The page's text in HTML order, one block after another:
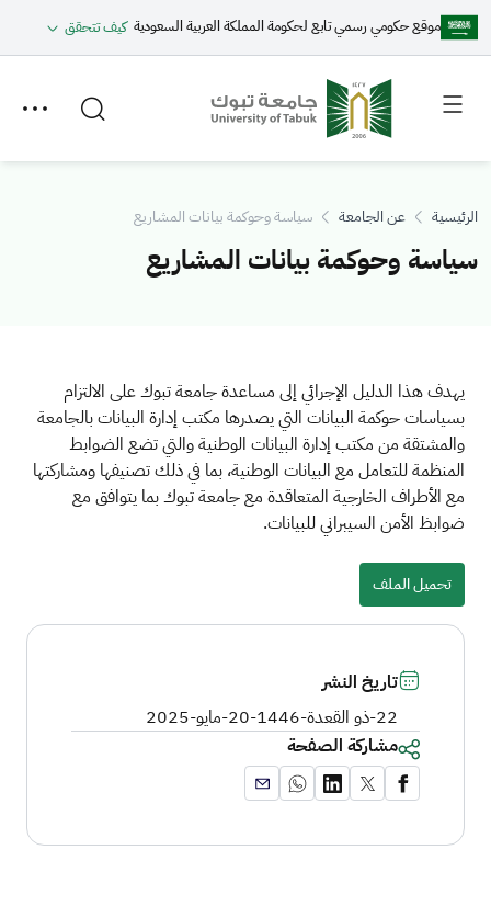
موقع حكومي رسمي تابع لحكومة المملكة العربية السعودية كيف تتحقق
Toggle
menu
Toggle
menu
الرئيسية عن الجامعة سياسة وحوكمة بيانات المشاريع
سياسة وحوكمة بيانات المشاريع
يهدف هذا الدليل الإجرائي إلى مساعدة جامعة تبوك على الالتزام
بسياسات حوكمة البيانات التي يصدرها مكتب إدارة البيانات بالجامعة
والمشتقة من مكتب إدارة البيانات الوطنية والتي تضع الضوابط
المنظمة للتعامل مع البيانات الوطنية، بما في ذلك تصنيفها ومشاركتها
مع الأطراف الخارجية المتعاقدة مع جامعة تبوك بما يتوافق مع
ضوابظ الأمن السيبراني للبيانات.
تحميل الملف
تاريخ النشر
22-ذو القعدة-1446
-20-مايو-2025
مشاركة الصفحة